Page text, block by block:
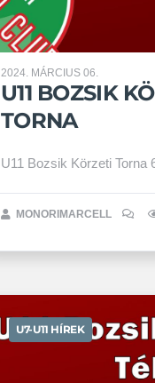
2024. MÁRCIUS 06.
U11 BOZSIK
TORNA
U11 Bozsik Körzeti Torna
MONORIMARCELL
U7-U11 HÍREK